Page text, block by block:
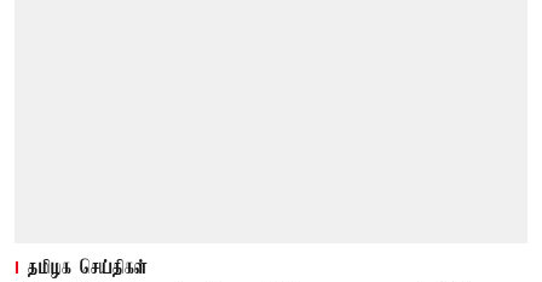
தமிழக செய்திகள்